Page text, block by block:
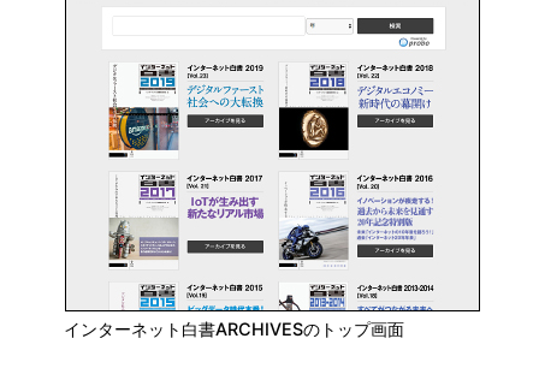
インターネット白書ARCHIVESのトップ画面